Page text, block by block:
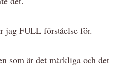
jag FULL förståelse för.
som är det märkliga och det